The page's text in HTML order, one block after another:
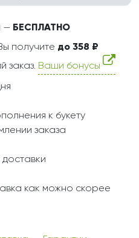
— БЕСПЛАТНО
получите до 358 ₽
заказ. Ваши бонусы
к букету
заказа
доставки
как можно скорее